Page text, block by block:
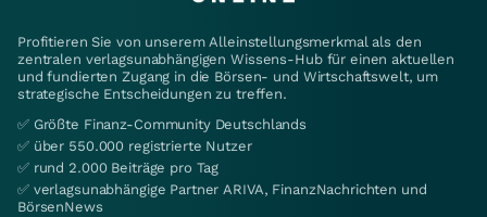
Profitieren Sie von unserem Alleinstellungsmerkmal als den
zentralen verlagsunabhängigen Wissens-Hub für einen aktuellen
und fundierten Zugang in die Börsen- und Wirtschaftswelt, um
strategische Entscheidungen zu treffen.
✅ Größte Finanz-Community Deutschlands
✅ über 550.000 registrierte Nutzer
✅ rund 2.000 Beiträge pro Tag
✅ verlagsunabhängige Partner ARIVA, FinanzNachrichten und
BörsenNews